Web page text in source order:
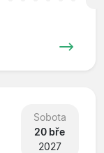
Sobota
20 bře
2027